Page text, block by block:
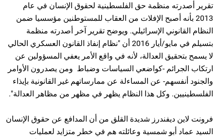
تقرير أصدرته منظمة حق الفلسطينية لحقوق الإنسان في عام
2013 بأنه أصبح الإفلات من العقاب للمستوطنين مؤسسيا ضمن
النظام القانوني الإسرائيلي. ويوضح تقرير آخر أصدرته منظمة
بتسيلم في مايو/أيار 2016 أن "نظام إنفاذ القانون العسكري الحالي
لا يسمح بتحقيق العدالة، لأنه في واقع الأمر يعفي المسؤولين عن
ارتكاب الجرائم -كواضعي السياسات وضباط ومن يصدرون الأوامر
والجنود أنفسهم- عن المساءلة عن ممارساتهم غير القانونية بإيذاء
الفلسطينيين. وكل هذا النظام يظهر في مظهر من مظاهر العدالة".
فرونت لاين ديفندرز شديدة القلق من أن المدافع عن حقوق الإنسان
السيد عماد أبو شمسية وعائلته هم في خطر متزايد لعمليات